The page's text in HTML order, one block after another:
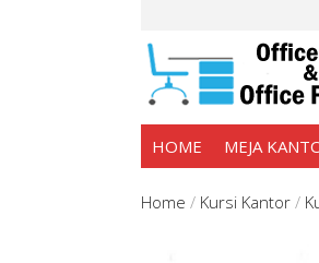
HOME MEJA
Home / Kursi Kantor/